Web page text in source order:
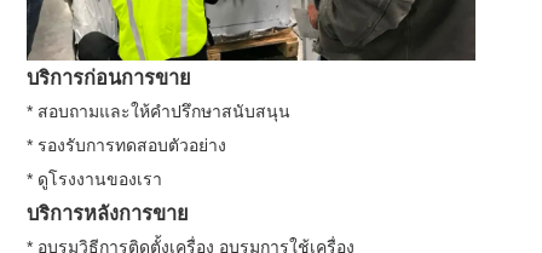
บริการก่อนการขาย
* สอบถามและให้คำปรึกษาสนับสนุน
* รองรับการทดสอบตัวอย่าง
* ดูโรงงานของเรา
บริการหลังการขาย
* อบรมวิธีการติดตั้งเครื่อง อบรมการใช้เครื่อง